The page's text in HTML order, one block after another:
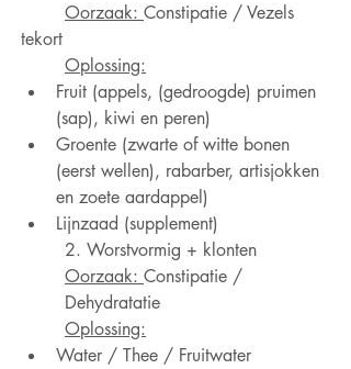
Oorzaak: Constipatie / Vezels
tekort
Oplossing:
Fruit (appels, (gedroogde) pruimen
(sap), kiwi en peren)
Groente (zwarte of witte bonen
(eerst wellen), rabarber, artisjokken
en zoete aardappel)
Lijnzaad (supplement)
2. Worstvormig + klonten
Oorzaak: Constipatie /
Dehydratatie
Oplossing:
Water / Thee / Fruitwater